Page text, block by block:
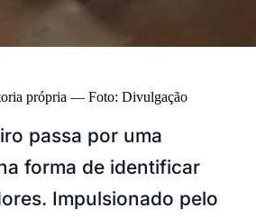
própria — Foto: Divulgação
passa por uma
forma de identificar
Impulsionado pelo